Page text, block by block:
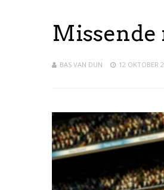
Missende
BAS VAN DUN 12 OKTOBER